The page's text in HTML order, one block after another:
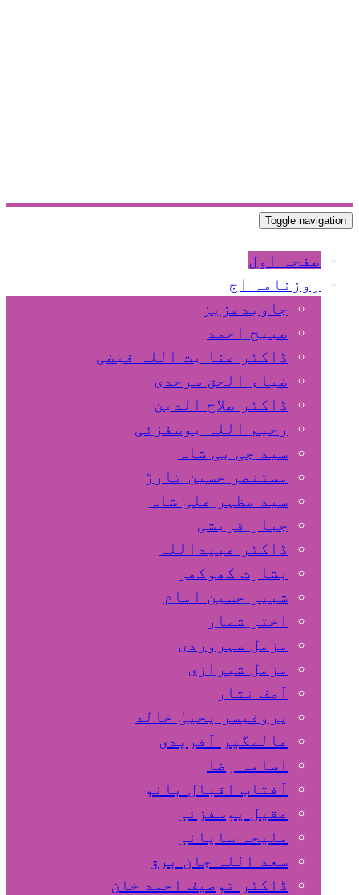
Toggle navigation
صفحہ اول
روزنامہ آج
جاویدعزیز
صبیح احمد
ڈاکٹر عنا یت اللہ فیضی
ضیاء الحق سرحدی
ڈاکٹر صلاح الدین
رحیم اللہ یوسفزئی
سید جی بی شاہ
مستنصر حسین تارڑ
سید مظہر علی شاہ
جبار قریشی
ڈاکٹر عبیداللہ
بشارت کھوکھر
شبیر حسین امام
اختر شمار
مزمل سہروردی
مزمل شیرازی
آصف نثار
پروفیسر یحییٰ خالد
عالمگیر آفریدی
اسامہ رضا
آفتاب اقبال بانو
عقیل یوسفزئی
ملیحہ سایانی
سعد اللہ جان برق
ڈاکٹر توصیف احمد خان